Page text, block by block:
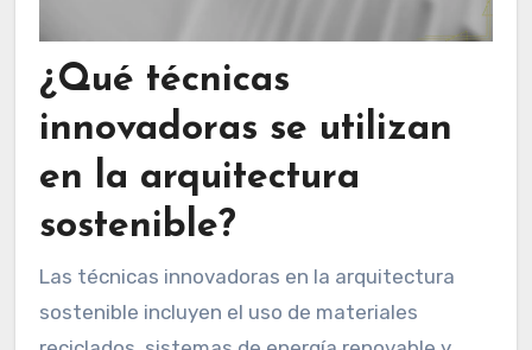
¿Qué técnicas
innovadoras se utilizan
en la arquitectura
sostenible?
Las técnicas innovadoras en la arquitectura
sostenible incluyen el uso de materiales